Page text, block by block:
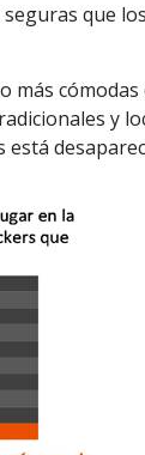
que
más
y